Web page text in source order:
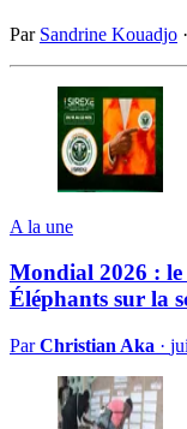
Par Sandrine Kouadjo ·
A la une
Mondial 2026 : le
Éléphants sur la
ParChristian Aka ·